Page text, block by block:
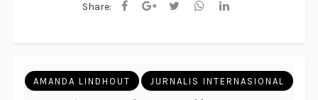
Share:
AMANDA LINDHOUT JURNALIS INTERNASIONAL